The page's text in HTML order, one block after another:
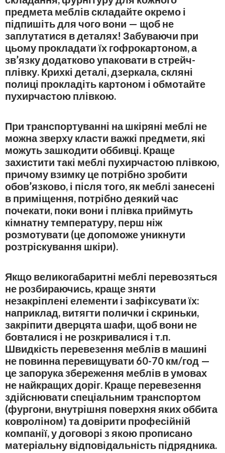
предмета меблів складайте окремо і
підпишіть для чого вони — щоб не
заплутатися в деталях! Забуваючи при
цьому прокладати їх гофрокартоном, а
зв’язку додатково упаковати в стрейч-
плівку. Крихкі деталі, дзеркала, скляні
полиці прокладіть картоном і обмотайте
пухирчастою плівкою.
При транспортуванні на шкіряні меблі не
можна зверху класти важкі предмети, які
можуть зашкодити оббивці. Краще
захистити такі меблі пухирчастою плівкою,
причому взимку це потрібно зробити
обов’язково, і після того, як меблі занесені
в приміщення, потрібно деякий час
почекати, поки вони і плівка приймуть
кімнатну температуру, перш ніж
розмотувати (це допоможе уникнути
розтріскування шкіри).
Якщо великогабаритні меблі перевозяться
не розбираючись, краще зняти
незакріплені елементи і зафіксувати їх:
наприклад, витягти полички і скриньки,
закріпити дверцята шафи, щоб вони не
бовталися і не розкривалися і т.п.
Швидкість перевезення меблів в машині
не повинна перевищувати 60-70 км/год —
це запорука збереження меблів в умовах
не найкращих доріг. Краще перевезення
здійснювати спеціальним транспортом
(фургони, внутрішня поверхня яких оббита
ковроліном) та довірити професійній
компанії, у договорі з якою прописано
матеріальну відповідальність підрядника.